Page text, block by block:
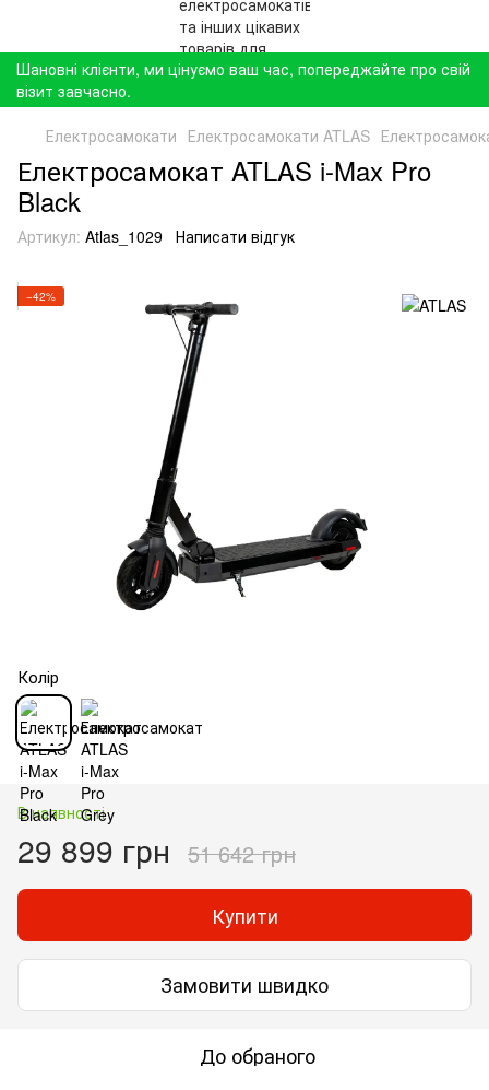
Шановні клієнти, ми цінуємо ваш час, попереджайте про свій
візит завчасно.
Електросамокати Електросамокати ATLAS
Електросамокат ATLAS i-Max Pro
Black
Артикул: Atlas_1029 Написати відгук
−42%
Колір
В наявності
29 899 грн 51 642 грн
Купити
Замовити швидко
До обраного